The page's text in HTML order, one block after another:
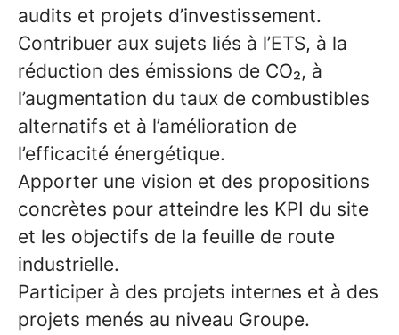
audits et projets d’investissement.
Contribuer aux sujets liés à l’ETS, à la
réduction des émissions de CO₂, à
l’augmentation du taux de combustibles
alternatifs et à l’amélioration de
l’efficacité énergétique.
Apporter une vision et des propositions
concrètes pour atteindre les KPI du site
et les objectifs de la feuille de route
industrielle.
Participer à des projets internes et à des
projets menés au niveau Groupe.